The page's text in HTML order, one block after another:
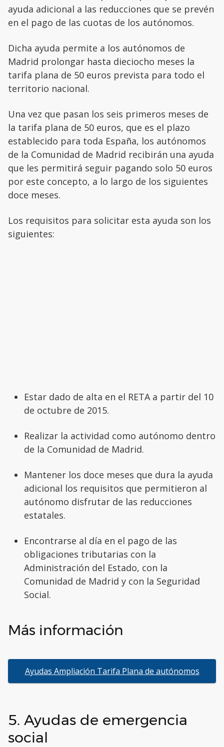
ayuda adicional a las reducciones que se prevén
en el pago de las cuotas de los autónomos.
Dicha ayuda permite a los autónomos de
Madrid prolongar hasta dieciocho meses la
tarifa plana de 50 euros prevista para todo el
territorio nacional.
Una vez que pasan los seis primeros meses de
la tarifa plana de 50 euros, que es el plazo
establecido para toda España, los autónomos
de la Comunidad de Madrid recibirán una ayuda
que les permitirá seguir pagando solo 50 euros
por este concepto, a lo largo de los siguientes
doce meses.
Los requisitos para solicitar esta ayuda son los
siguientes:
Estar dado de alta en el RETA a partir del 10
de octubre de 2015.
Realizar la actividad como autónomo dentro
de la Comunidad de Madrid.
Mantener los doce meses que dura la ayuda
adicional los requisitos que permitieron al
autónomo disfrutar de las reducciones
estatales.
Encontrarse al día en el pago de las
obligaciones tributarias con la
Administración del Estado, con la
Comunidad de Madrid y con la Seguridad
Social.
Más información
Ayudas Ampliación Tarifa Plana de autónomos
5. Ayudas de emergencia
social